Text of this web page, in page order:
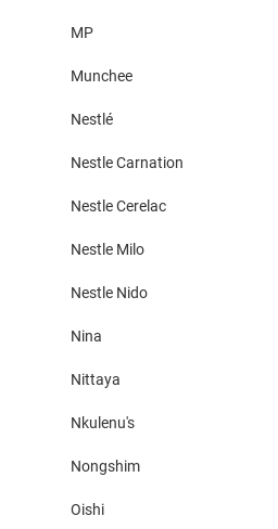
MP
Munchee
Nestlé
Nestle Carnation
Nestle Cerelac
Nestle Milo
Nestle Nido
Nina
Nittaya
Nkulenu's
Nongshim
Oishi